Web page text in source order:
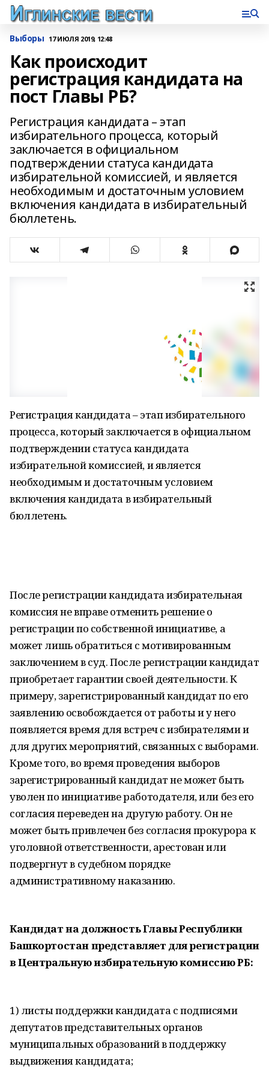
Выборы 17 ИЮЛЯ 2019, 12:48
Как происходит
регистрация кандидата на
пост Главы РБ?
Регистрация кандидата – этап
избирательного процесса, который
заключается в официальном
подтверждении статуса кандидата
избирательной комиссией, и является
необходимым и достаточным условием
включения кандидата в избирательный
бюллетень.
Регистрация кандидата – этап избирательного
процесса, который заключается в официальном
подтверждении статуса кандидата
избирательной комиссией, и является
необходимым и достаточным условием
включения кандидата в избирательный
бюллетень.
После регистрации кандидата избирательная
комиссия не вправе отменить решение о
регистрации по собственной инициативе, а
может лишь обратиться с мотивированным
заключением в суд. После регистрации кандидат
приобретает гарантии своей деятельности. К
примеру, зарегистрированный кандидат по его
заявлению освобождается от работы и у него
появляется время для встреч с избирателями и
для других мероприятий, связанных с выборами.
Кроме того, во время проведения выборов
зарегистрированный кандидат не может быть
уволен по инициативе работодателя, или без его
согласия переведен на другую работу. Он не
может быть привлечен без согласия прокурора к
уголовной ответственности, арестован или
подвергнут в судебном порядке
административному наказанию.
Кандидат на должность Главы Республики
Башкортостан представляет для регистрации
в Центральную избирательную комиссию РБ:
1) листы поддержки кандидата с подписями
депутатов представительных органов
муниципальных образований в поддержку
выдвижения кандидата;